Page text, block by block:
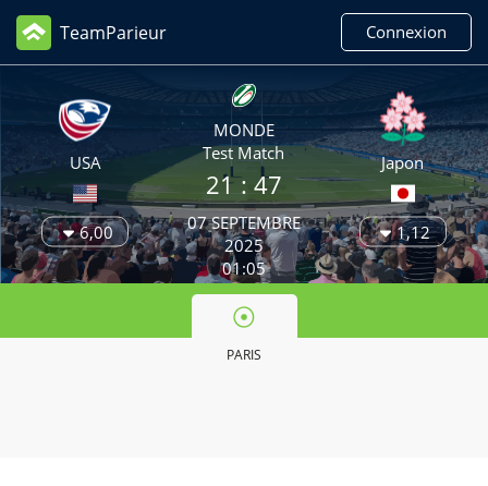
TeamParieur Connexion
USA
6,00
MONDE
Test Match
21 : 47
07 SEPTEMBRE
2025
01:05
Japon
1,12
PARIS